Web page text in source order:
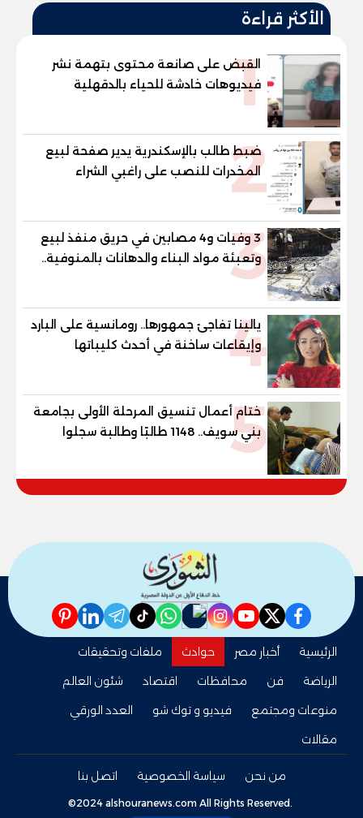
الأكثر قراءة
1
القبض على صانعة محتوى بتهمة نشر
فيديوهات خادشة للحياء بالدقهلية
2
ضبط طالب بالإسكندرية يدير صفحة لبيع
المخدرات للنصب على راغبي الشراء
3
3 وفيات و4 مصابين في حريق منفذ لبيع
وتعبئة مواد البناء والدهانات بالمنوفية..
والمحافظ يتابع من موقع الحادث
4
يالينا تفاجئ جمهورها.. رومانسية على البارد
وإيقاعات ساخنة في أحدث كليباتها
5
ختام أعمال تنسيق المرحلة الأولى بجامعة
بني سويف.. 1148 طالبًا وطالبة سجلوا
رغباتهم
facebook
twitter
youtube
instagram
nabd
whatsapp
tiktok
telegram
linkedin
pinterest
الرئيسية أخبار مصر حوادث
ملفات وتحقيقات
الرياضة
فن محافظات اقتصاد
شئون العالم
منوعات ومجتمع
فيديو و توك شو
العدد الورقي
مقالات
من نحن سياسة الخصوصية اتصل بنا
©2024 alshouranews.com All Rights Reserved.